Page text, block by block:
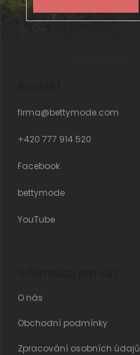
firma@bettymode.com
+420 777 914 520
Facebook
bettymode
YouTube
O nás
Obchodní podmínky
Zpracování osobních údajů